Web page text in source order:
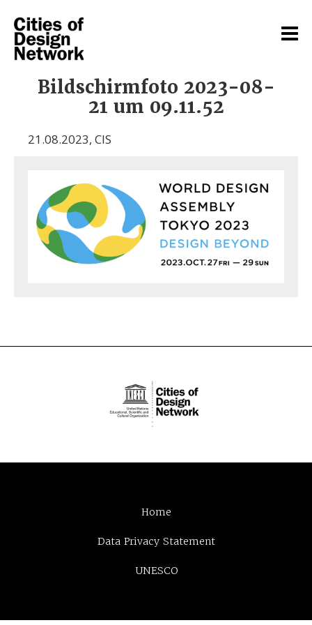
Bildschirmfoto 2023-08-
21 um 09.11.52
21.08.2023, CIS
Home
Data Privacy Statement
UNESCO